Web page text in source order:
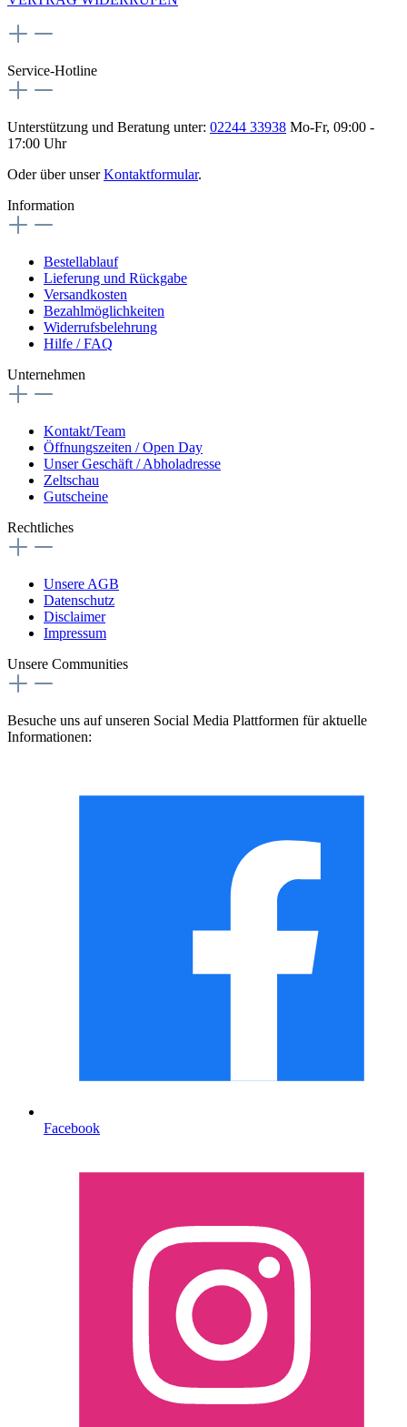
Service-Hotline
Unterstützung und Beratung unter: 02244 33938 Mo-Fr, 09:00 -
17:00 Uhr
Oder über unserKontaktformular.
Information
Bestellablauf
Lieferung und Rückgabe
Versandkosten
Bezahlmöglichkeiten
Widerrufsbelehrung
Hilfe / FAQ
Unternehmen
Kontakt/Team
Öffnungszeiten / Open Day
Unser Geschäft / Abholadresse
Zeltschau
Gutscheine
Rechtliches
Unsere AGB
Datenschutz
Disclaimer
Impressum
Unsere Communities
Besuche uns auf unseren Social Media Plattformen für aktuelle
Informationen:
Facebook